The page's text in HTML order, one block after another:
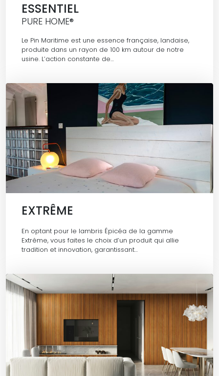
ESSENTIEL
PURE HOME®
Le Pin Maritime est une essence française, landaise,
produite dans un rayon de 100 km autour de notre
usine. L’action constante de…
EXTRÊME
En optant pour le lambris Épicéa de la gamme
Extrême, vous faites le choix d’un produit qui allie
tradition et innovation, garantissant…